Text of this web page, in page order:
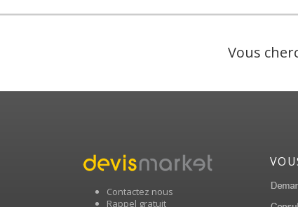
Vous
Contactez nous
Rappel gratuit